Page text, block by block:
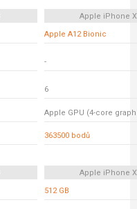
Apple iPhone
Apple A12 Bionic
-
6
Apple GPU (4-core
363500 bodů
Apple iPhone
512 GB